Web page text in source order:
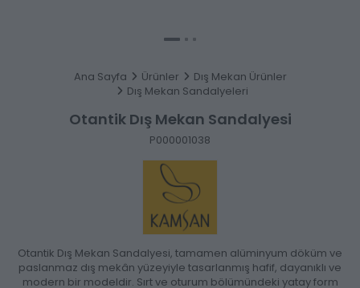
Ana Sayfa Ürünler
Dış Mekan Ürünler
Dış Mekan Sandalyeleri
Otantik Dış Mekan Sandalyesi
P000001038
Otantik Dış Mekan Sandalyesi, tamamen alüminyum döküm ve
paslanmaz dış mekân yüzeyiyle tasarlanmış hafif, dayanıklı ve
modern bir modeldir. Sırt ve oturum bölümündeki yatay form